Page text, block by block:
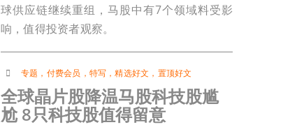
球供应链继续重组，马股中有7个领域料受影
响，值得投资者观察。
专题 ， 付费会员 ， 特写 ，精选好文 ， 置顶好文
全球晶片股降温马股科技股尴
尬 8只科技股值得留意